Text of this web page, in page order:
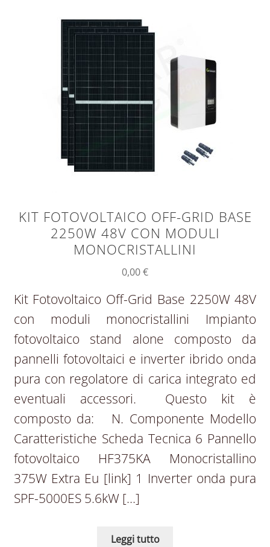
KIT FOTOVOLTAICO OFF-GRID BASE
2250W 48V CON MODULI
MONOCRISTALLINI
0,00€
Kit Fotovoltaico Off-Grid Base 2250W 48V
con moduli monocristallini Impianto
fotovoltaico stand alone composto da
pannelli fotovoltaici e inverter ibrido onda
pura con regolatore di carica integrato ed
eventuali accessori. Questo kit è
composto da: N. Componente Modello
Caratteristiche Scheda Tecnica 6 Pannello
fotovoltaico HF375KA Monocristallino
375W Extra Eu [link] 1 Inverter onda pura
SPF-5000ES 5.6kW […]
Leggi tutto